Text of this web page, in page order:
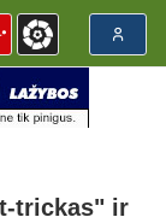
trickas" ir